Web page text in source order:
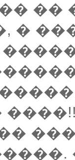
��
�